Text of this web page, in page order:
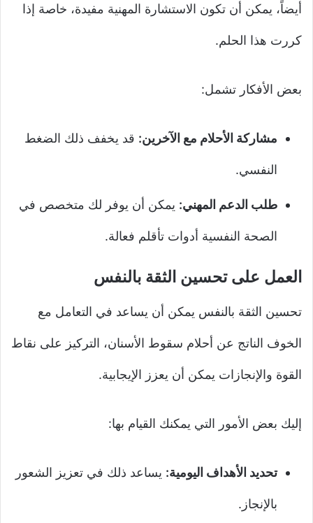
أيضاً، يمكن أن تكون الاستشارة المهنية مفيدة، خاصة إذا
كررت هذا الحلم.
بعض الأفكار تشمل:
مشاركة الأحلام مع الآخرين: قد يخفف ذلك الضغط
النفسي.
طلب الدعم المهني: يمكن أن يوفر لك متخصص في
الصحة النفسية أدوات تأقلم فعالة.
العمل على تحسين الثقة بالنفس
تحسين الثقة بالنفس يمكن أن يساعد في التعامل مع
الخوف الناتج عن أحلام سقوط الأسنان، التركيز على نقاط
القوة والإنجازات يمكن أن يعزز الإيجابية.
إليك بعض الأمور التي يمكنك القيام بها:
تحديد الأهداف اليومية: يساعد ذلك في تعزيز الشعور
بالإنجاز.